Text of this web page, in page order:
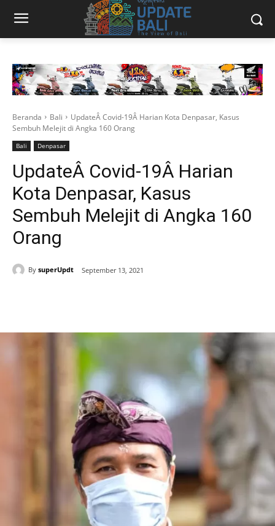
Beranda Bali
UpdateÂ Covid-19Â Harian Kota Denpasar, Kasus
Sembuh Melejit di Angka 160 Orang
Bali Denpasar
UpdateÂ Covid-19Â Harian
Kota Denpasar, Kasus
Sembuh Melejit di Angka 160
Orang
By superUpdt September 13, 2021